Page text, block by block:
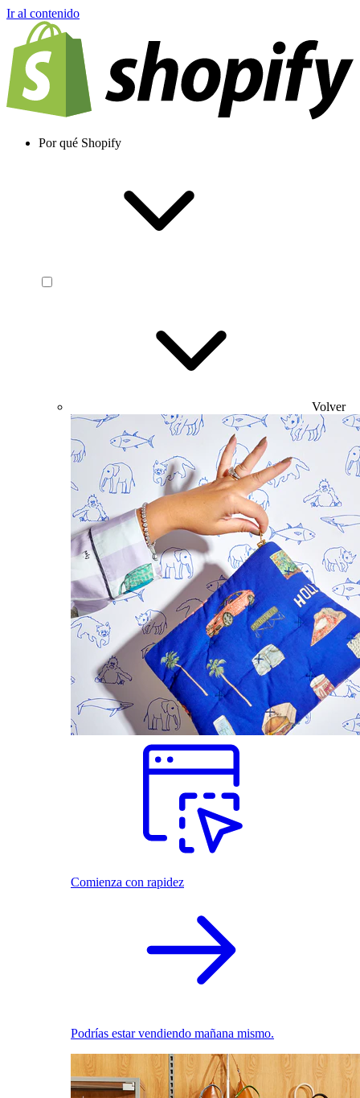
Ir al contenido
Por qué Shopify
Volver
Comienza con rapidez
Podrías estar vendiendo mañana mismo.